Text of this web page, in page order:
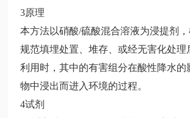
3原理
本方法以硝酸/硫酸混合溶液为浸提剂
规范填埋处置、堆存、或经无害化处理
利用时，其中的有害组分在酸性降水的
物中浸出而进入环境的过程。
4试剂